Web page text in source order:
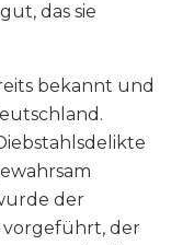
das sie
bekannt und
der
vorgeführt, der